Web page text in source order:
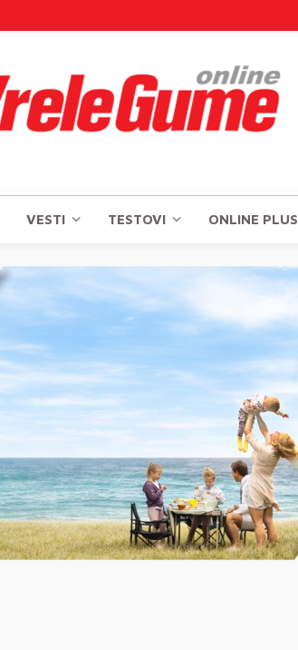
VESTI TESTOVI ONLINE PLUS